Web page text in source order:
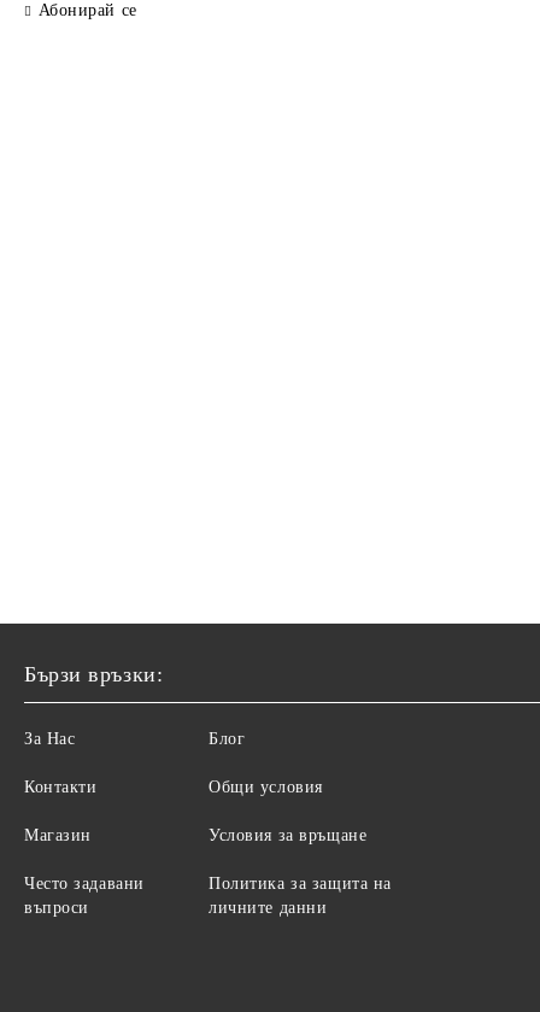
Абонирай се
Бързи връзки:
За Нас
Контакти
Магазин
Често задавани
въпроси
Блог
Общи условия
Условия за връщане
Политика за защита на
личните данни